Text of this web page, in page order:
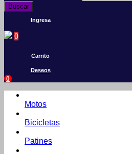
Buscar
Ingresa
0
Carrito
Deseos
0
Motos
Bicicletas
Patines